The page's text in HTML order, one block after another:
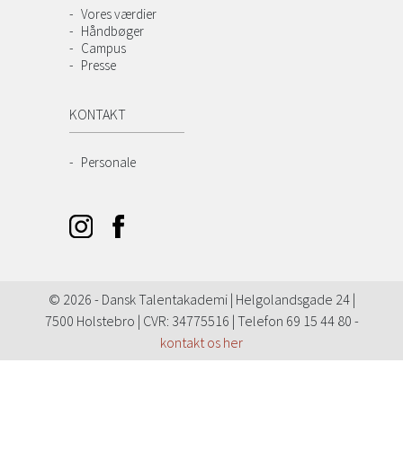
Vores værdier
Håndbøger
Campus
Presse
KONTAKT
Personale
© 2026 - Dansk Talentakademi | Helgolandsgade 24 |
7500 Holstebro | CVR: 34775516 | Telefon 69 15 44 80 -
kontakt os her